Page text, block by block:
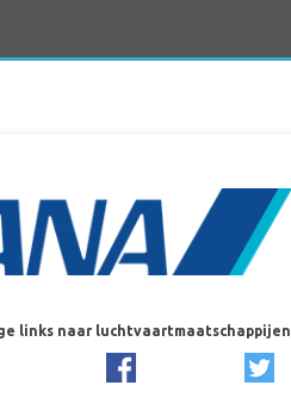
links naar luchtvaartmaatschappijen